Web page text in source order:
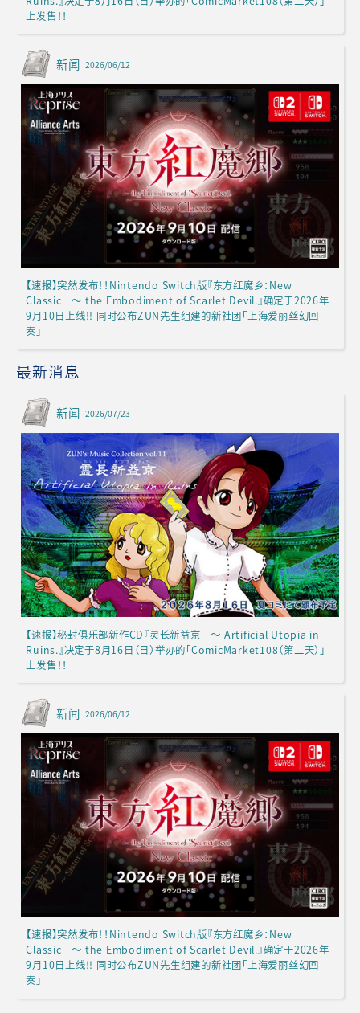
上发售！！
新闻 2026/06/12
【速报】突然发布！！Nintendo Switch版『东方红魔乡：New
Classic ～ the Embodiment of Scarlet Devil.』确定于2026年
9月10日上线!! 同时公布ZUN先生组建的新社团「上海爱丽丝幻回
奏」
最新消息
新闻 2026/07/23
【速报】秘封俱乐部新作CD『灵长新益京 ～ Artificial Utopia in
Ruins.』决定于8月16日（日）举办的「ComicMarket108（第二天）」
上发售！！
新闻 2026/06/12
【速报】突然发布！！Nintendo Switch版『东方红魔乡：New
Classic ～ the Embodiment of Scarlet Devil.』确定于2026年
9月10日上线!! 同时公布ZUN先生组建的新社团「上海爱丽丝幻回
奏」